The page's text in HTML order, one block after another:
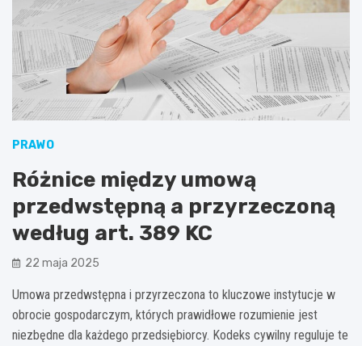
PRAWO
Różnice między umową
przedwstępną a przyrzeczoną
według art. 389 KC
22 maja 2025
Umowa przedwstępna i przyrzeczona to kluczowe instytucje w
obrocie gospodarczym, których prawidłowe rozumienie jest
niezbędne dla każdego przedsiębiorcy. Kodeks cywilny reguluje te